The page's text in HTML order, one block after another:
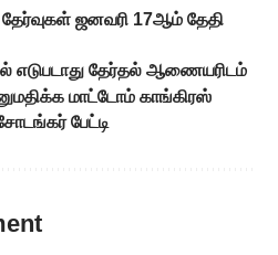
தேர்வுகள் ஜனவரி 17ஆம் தேதி
எடுபடாது தேர்தல் ஆணையரிடம்
மாட்டோம் காங்கிரஸ்
பேட்டி